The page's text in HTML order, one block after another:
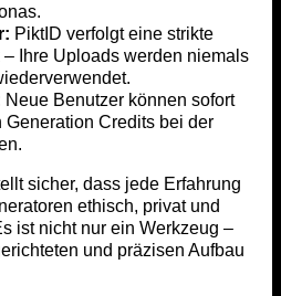
PiktID verfolgt eine strikte
Ihre Uploads werden niemals
Neue Benutzer können sofort
Generation Credits bei der
sicher, dass jede Erfahrung
ethisch, privat und
ist nicht nur ein Werkzeug –
und präzisen Aufbau